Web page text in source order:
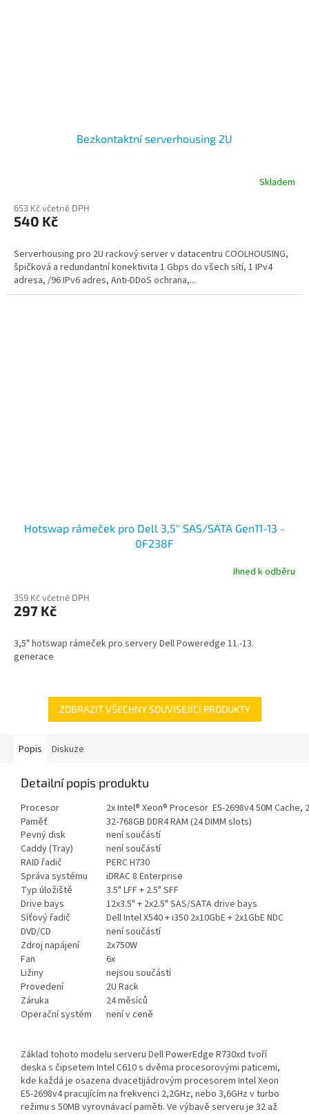
Bezkontaktní serverhousing 2U
Skladem
653 Kč včetně DPH
540 Kč
Serverhousing pro 2U rackový server v datacentru COOLHOUSING,
špičková a redundantní konektivita 1 Gbps do všech sítí, 1 IPv4
adresa, /96 IPv6 adres, Anti-DDoS ochrana,...
Hotswap rámeček pro Dell 3,5" SAS/SATA Gen11-13 -
0F238F
Ihned k odběru
359 Kč včetně DPH
297 Kč
3,5" hotswap rámeček pro servery Dell Poweredge 11.-13.
generace
ZOBRAZIT VŠECHNY SOUVISEJÍCÍ PRODUKTY
Popis Diskuze
Detailní popis produktu
Procesor 2x Intel® Xeon® Procesor E5-2698v4 50M Cache,
Paměť
32-768GB DDR4 RAM (24 DIMM slots)
Pevný disk
není součástí
Caddy (Tray)
není součástí
RAID řadič
PERC H730
Správa systému
iDRAC 8 Enterprise
Typ úložiště
3.5" LFF + 2.5" SFF
Drive bays
12x3.5" + 2x2.5" SAS/SATA drive bays
Síťový řadič
Dell Intel X540 + i350 2x10GbE + 2x1GbE NDC
DVD/CD
není součástí
Zdroj napájení
2x750W
Fan
6x
Ližiny
nejsou součástí
Provedení
2U Rack
Záruka
24 měsíců
Operační systém
není v ceně
Základ tohoto modelu serveru Dell PowerEdge R730xd tvoří
deska s čipsetem Intel C610 s dvěma procesorovými paticemi,
kde každá je osazena dvacetijádrovým procesorem Intel Xeon
E5-2698v4 pracujícím na frekvenci 2,2GHz, nebo 3,6GHz v turbo
režimu s 50MB vyrovnávací paměti. Ve výbavě serveru je 32 až